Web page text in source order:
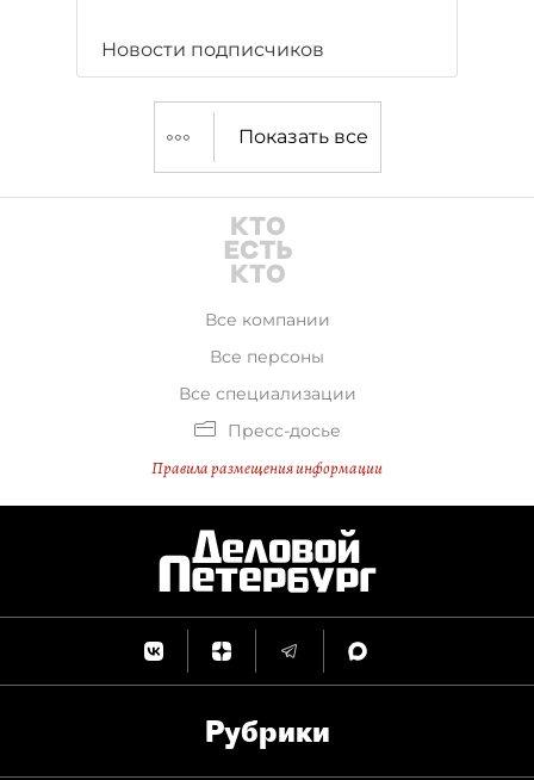
Новости подписчиков
Показать все
Все компании
Все персоны
Все специализации
Пресс-досье
Правила размещения информации
Рубрики